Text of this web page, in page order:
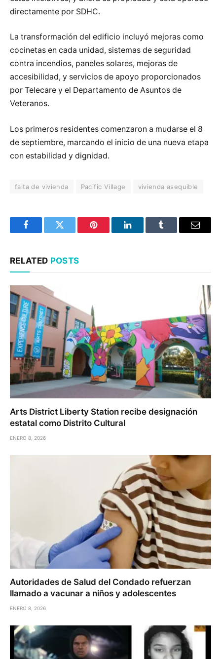
directamente por SDHC.
La transformación del edificio incluyó mejoras como
cocinetas en cada unidad, sistemas de seguridad
contra incendios, paneles solares, mejoras de
accesibilidad, y servicios de apoyo proporcionados
por Telecare y el Departamento de Asuntos de
Veteranos.
Los primeros residentes comenzaron a mudarse el 8
de septiembre, marcando el inicio de una nueva etapa
con estabilidad y dignidad.
falta de vivienda Pacific Village vivienda asequible
FacebookTwitter Pinterest LinkedInTumblr Email
RELATED POSTS
Arts District Liberty Station recibe designación
estatal como Distrito Cultural
ENERO 8, 2026
Autoridades de Salud del Condado refuerzan
llamado a vacunar a niños y adolescentes
ENERO 8, 2026